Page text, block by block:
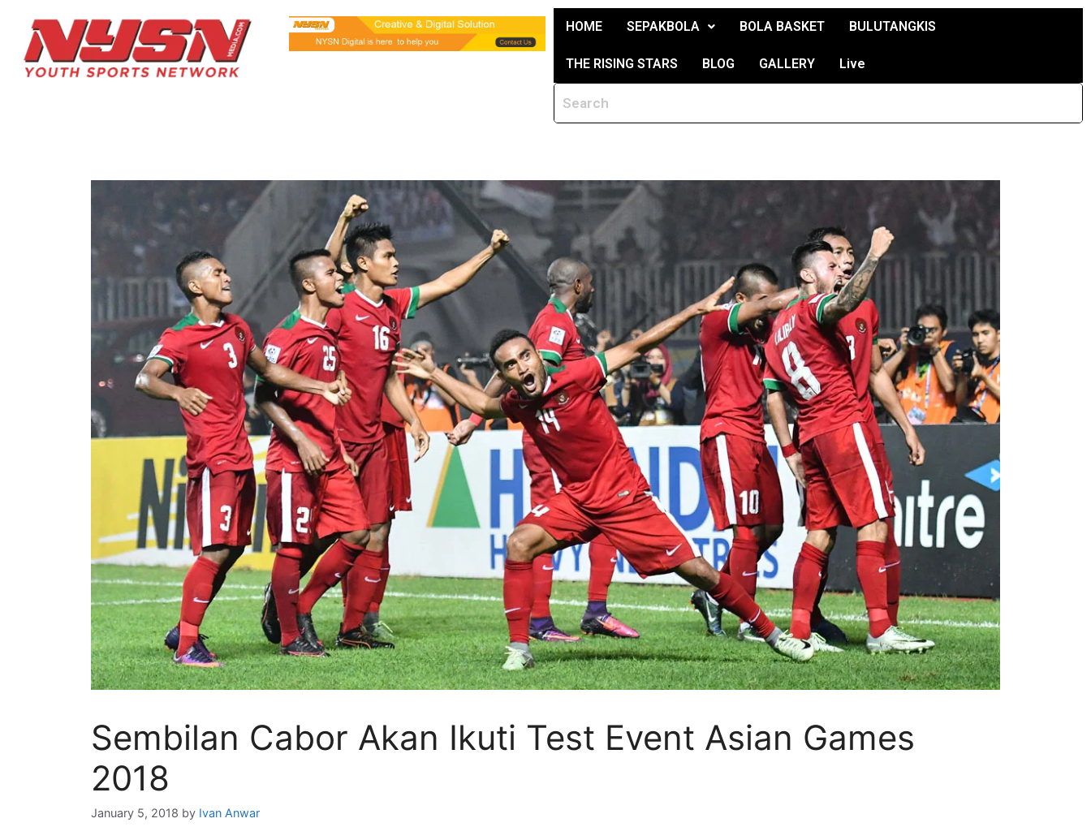
HOME SEPAKBOLA BOLA BASKET BULUTANGKIS
THE RISING STARS BLOG GALLERY Live
Sembilan Cabor Akan Ikuti Test Event Asian Games
2018
January 5, 2018 by Ivan Anwar